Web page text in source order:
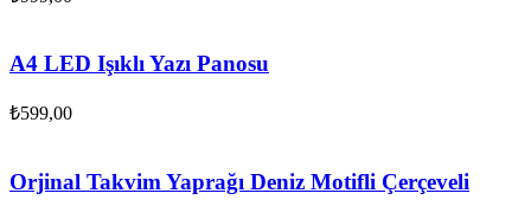
A4 LED Işıklı Yazı Panosu
₺599,00
Orjinal Takvim Yaprağı Deniz Motifli Çerçeveli